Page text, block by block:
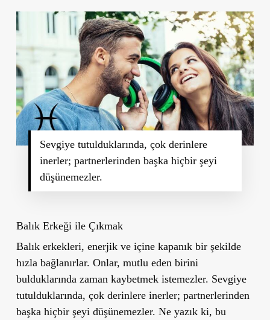
Sevgiye tutulduklarında, çok derinlere
inerler; partnerlerinden başka hiçbir şeyi
düşünemezler.
Balık Erkeği ile Çıkmak
Balık erkekleri, enerjik ve içine kapanık bir şekilde
hızla bağlanırlar. Onlar, mutlu eden birini
bulduklarında zaman kaybetmek istemezler. Sevgiye
tutulduklarında, çok derinlere inerler; partnerlerinden
başka hiçbir şeyi düşünemezler. Ne yazık ki, bu